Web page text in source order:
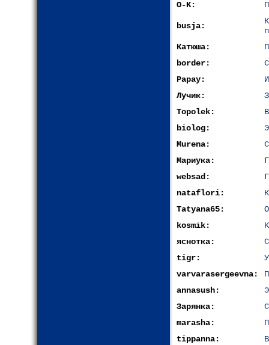
O-K:
busja:
Катюша:
border:
Papay:
Лучик:
Topolek:
biolog:
Murena:
Мариука:
websad:
nataflori:
Tatyana65:
kosmik:
яснотка:
tigr:
varvarasergeevna:
annasush:
Зарянка:
marasha:
tippanna: